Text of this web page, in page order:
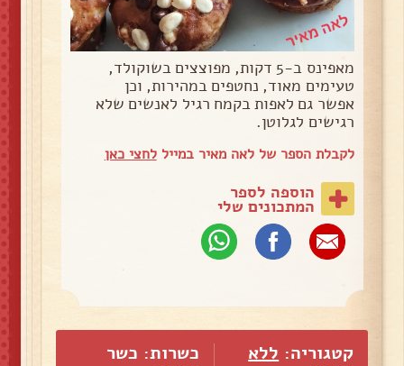
מאפינס ב-5 דקות, מפוצצים בשוקולד,
טעימים מאוד, נחטפים במהירות, וכן
אפשר גם לאפות בקמח רגיל לאנשים שלא
רגישים לגלוטן.
לקבלת הספר של לאה מאיר במייללחצי כאן
הוספה לספר
המתכונים שלי
קטגוריה: ללא
כשרות: כשר